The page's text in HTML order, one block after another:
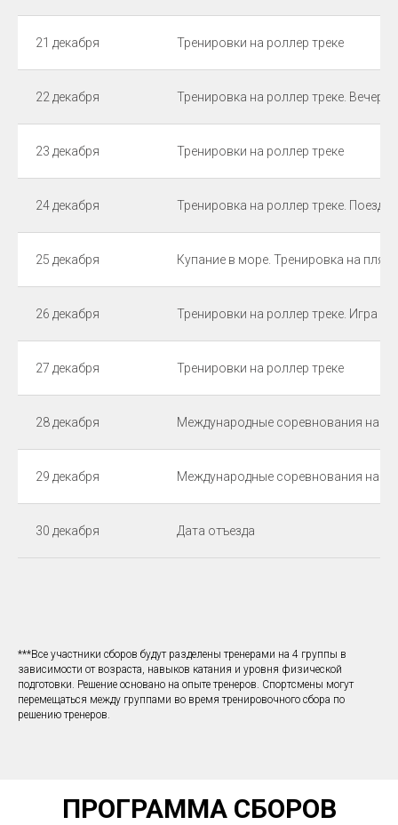
21 декабря Тренировки на роллер треке
22 декабря Тренировка на роллер треке. Вечер
23 декабря Тренировки на роллер треке
24 декабря Тренировка на роллер треке.
25 декабря Купание в море. Тренировка на
26 декабря Тренировки на роллер треке. Игра в
27 декабря Тренировки на роллер треке
28 декабря Международные соревнования на
29 декабря Международные соревнования на
30 декабря Дата отъезда
***Все участники сборов будут разделены тренерами на 4 группы в
зависимости от возраста, навыков катания и уровня физической
подготовки. Решение основано на опыте тренеров. Спортсмены могут
перемещаться между группами во время тренировочного сбора по
решению тренеров.
ПРОГРАММА СБОРОВ